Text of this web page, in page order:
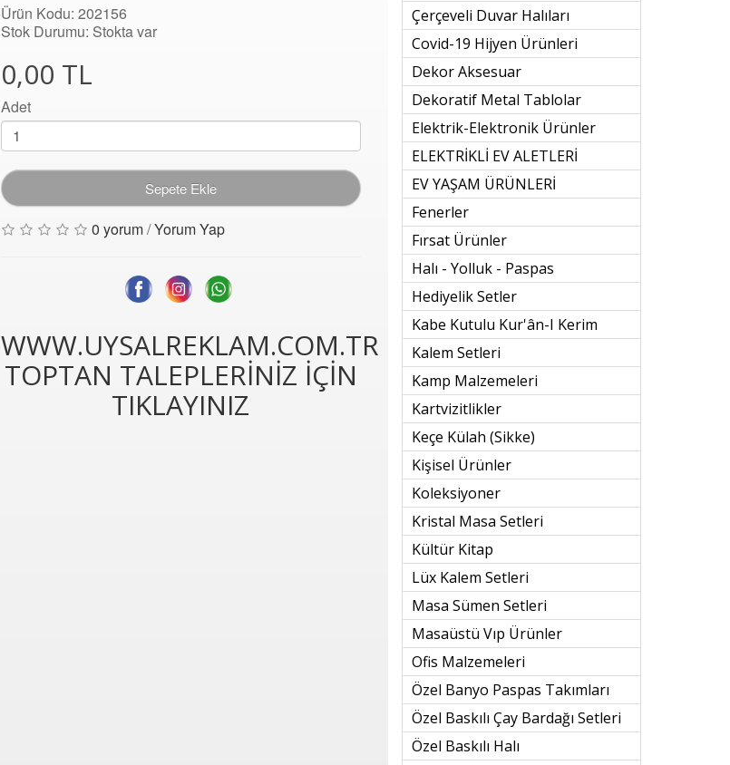
Ürün Kodu: 202156
Stok Durumu: Stokta var
0,00 TL
Adet
Sepete Ekle
0 yorum/Yorum Yap
WWW.UYSALREKLAM.COM.TR
TOPTAN TALEPLERİNİZ İÇİN
TIKLAYINIZ
Çerçeveli Duvar Halıları
Covid-19 Hijyen Ürünleri
Dekor Aksesuar
Dekoratif Metal Tablolar
Elektrik-Elektronik Ürünler
ELEKTRİKLİ EV ALETLERİ
EV YAŞAM ÜRÜNLERİ
Fenerler
Fırsat Ürünler
Halı - Yolluk - Paspas
Hediyelik Setler
Kabe Kutulu Kur'ân-I Kerim
Kalem Setleri
Kamp Malzemeleri
Kartvizitlikler
Keçe Külah (sikke)
Kişisel Ürünler
Koleksiyoner
Kristal Masa Setleri
Kültür Kitap
Lüx Kalem Setleri
Masa Sümen Setleri
Masaüstü Vıp Ürünler
Ofis Malzemeleri
Özel Banyo Paspas Takımları
Özel Baskılı Çay Bardağı Setleri
Özel Baskılı Halı